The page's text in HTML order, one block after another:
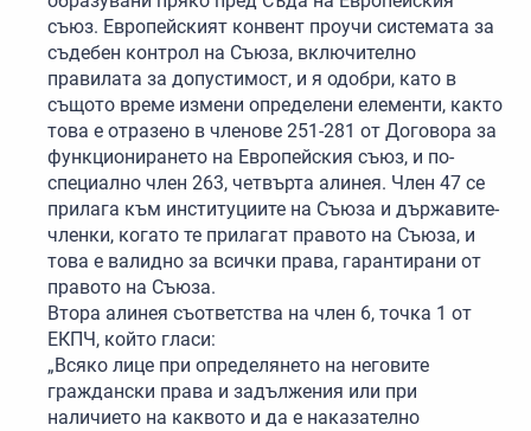
съюз. Европейският конвент проучи системата за
съдебен контрол на Съюза, включително
правилата за допустимост, и я одобри, като в
същото време измени определени елементи, както
това е отразено в членове 251-281 от Договора за
функционирането на Европейския съюз, и по-
специално член 263, четвърта алинея. Член 47 се
прилага към институциите на Съюза и държавите-
членки, когато те прилагат правото на Съюза, и
това е валидно за всички права, гарантирани от
правото на Съюза.
Втора алинея съответства на член 6, точка 1 от
ЕКПЧ, който гласи:
„Всяко лице при определянето на неговите
граждански права и задължения или при
наличието на каквото и да е наказателно